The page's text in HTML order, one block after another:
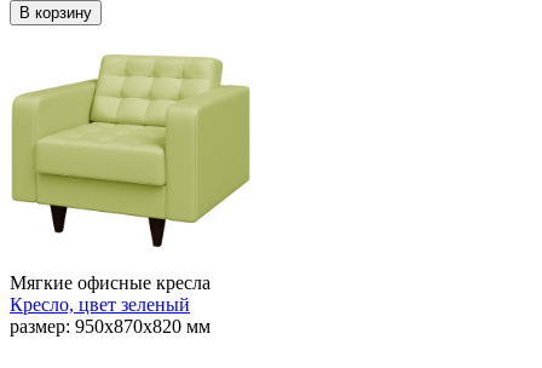
В корзину
Мягкие офисные кресла
Кресло, цвет зеленый
размер: 950х870х820 мм